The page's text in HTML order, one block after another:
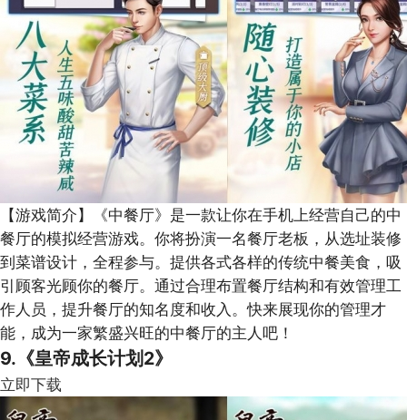
【游戏简介】
《中餐厅》是一款让你在手机上经营自己的中
餐厅的模拟经营游戏。你将扮演一名餐厅老板，从选址装修
到菜谱设计，全程参与。提供各式各样的传统中餐美食，吸
引顾客光顾你的餐厅。通过合理布置餐厅结构和有效管理工
作人员，提升餐厅的知名度和收入。快来展现你的管理才
能，成为一家繁盛兴旺的中餐厅的主人吧！
9.《皇帝成长计划2》
立即下载